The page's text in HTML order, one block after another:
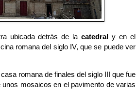
ubicada detrás de lacatedraly en el
romana del siglo IV, que se puede ver
romana de finales del siglo III que fue
unos mosaicos en el pavimento de varias